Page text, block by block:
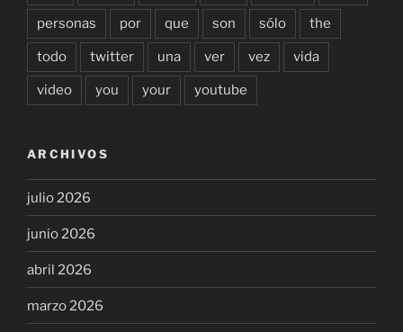
personas por que son sólo the
todo twitter una ver vez vida
video you your youtube
ARCHIVOS
julio 2026
junio 2026
abril 2026
marzo 2026